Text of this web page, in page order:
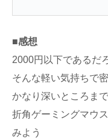
■感想
2000円以下であるだ
そんな軽い気持ちで
かなり深いところま
折角ゲーミングマウ
みよう